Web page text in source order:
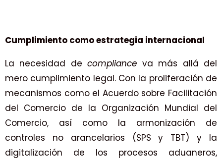
Cumplimiento como estrategia internacional
La necesidad de compliance va más allá del
mero cumplimiento legal. Con la proliferación de
mecanismos como el Acuerdo sobre Facilitación
del Comercio de la Organización Mundial del
Comercio, así como la armonización de
controles no arancelarios (SPS y TBT) y la
digitalización de los procesos aduaneros,